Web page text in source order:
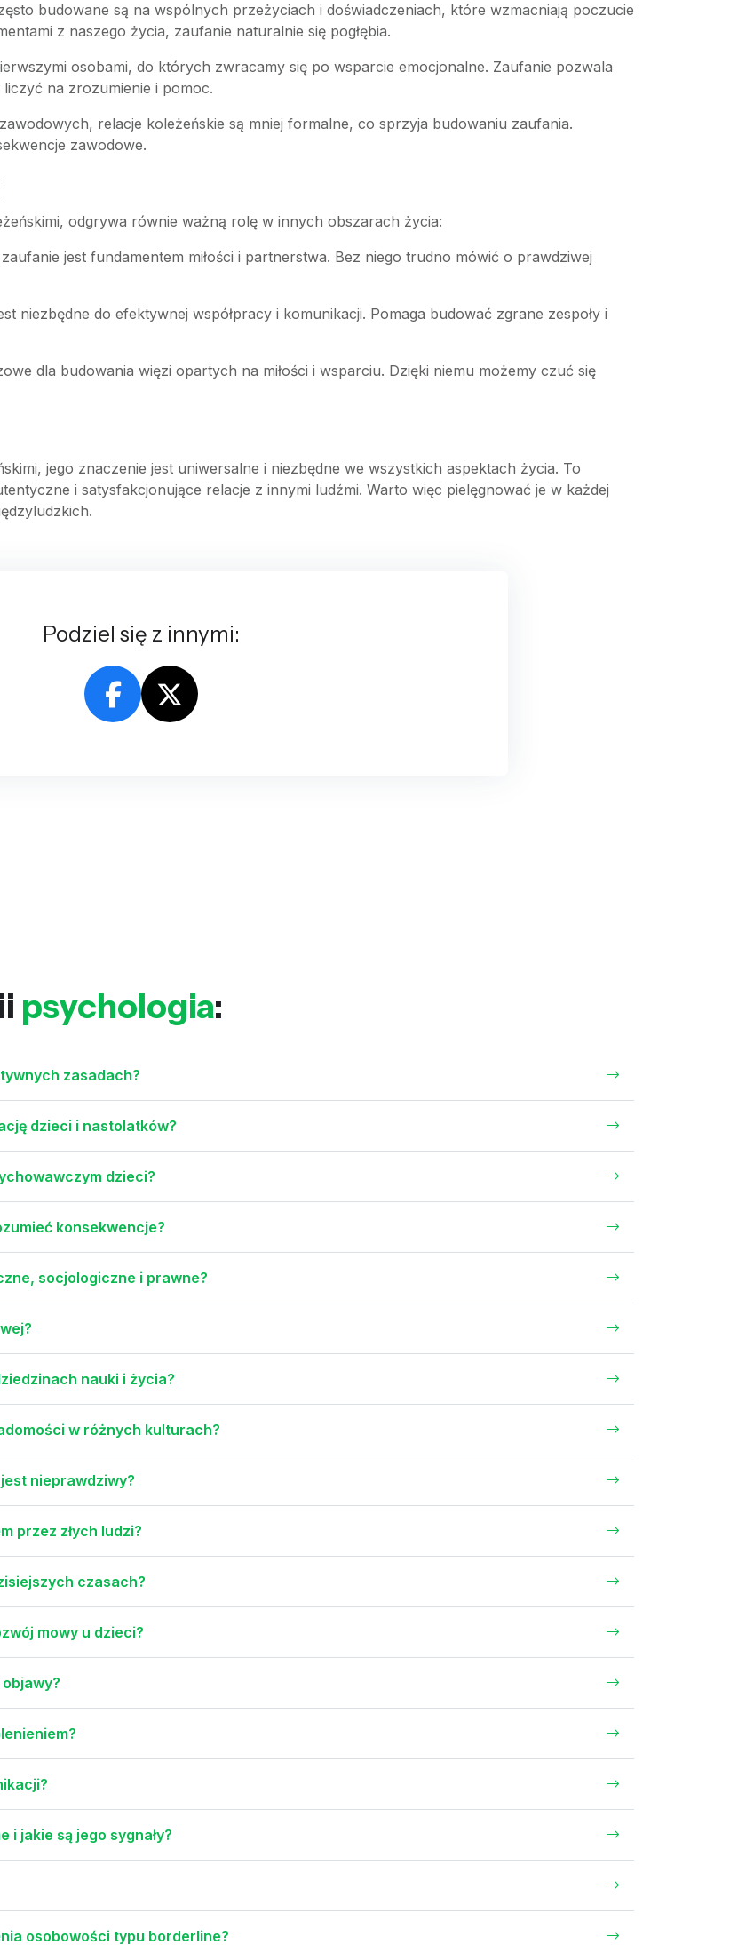
budowane są na wspólnych przeżyciach i doświadczeniach, które wzmacniają poczucie
z naszego życia, zaufanie naturalnie się pogłębia.
osobami, do których zwracamy się po wsparcie emocjonalne. Zaufanie pozwala
na zrozumienie i pomoc.
relacje koleżeńskie są mniej formalne, co sprzyja budowaniu zaufania.
zawodowe.
odgrywa równie ważną rolę w innych obszarach życia:
jest fundamentem miłości i partnerstwa. Bez niego trudno mówić o prawdziwej
niezbędne do efektywnej współpracy i komunikacji. Pomaga budować zgrane zespoły i
dla budowania więzi opartych na miłości i wsparciu. Dzięki niemu możemy czuć się
jego znaczenie jest uniwersalne i niezbędne we wszystkich aspektach życia. To
i satysfakcjonujące relacje z innymi ludźmi. Warto więc pielęgnować je w każdej
Podziel się z innymi:
psychologia:
zasadach?
dzieci i nastolatków?
dzieci?
konsekwencje?
socjologiczne i prawne?
nauki i życia?
w różnych kulturach?
nieprawdziwy?
przez złych ludzi?
czasach?
mowy u dzieci?
jakie są jego sygnały?
osobowości typu borderline?